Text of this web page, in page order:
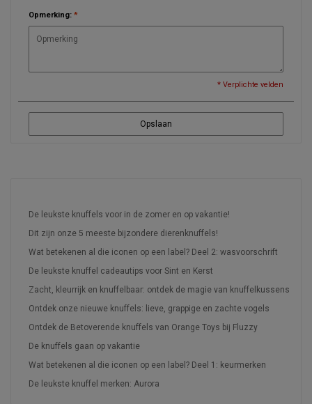
Opmerking: *
* Verplichte velden
Opslaan
De leukste knuffels voor in de zomer en op vakantie!
Dit zijn onze 5 meeste bijzondere dierenknuffels!
Wat betekenen al die iconen op een label? Deel 2: wasvoorschrift
De leukste knuffel cadeautips voor Sint en Kerst
Zacht, kleurrijk en knuffelbaar: ontdek de magie van knuffelkussens
Ontdek onze nieuwe knuffels: lieve, grappige en zachte vogels
Ontdek de Betoverende knuffels van Orange Toys bij Fluzzy
De knuffels gaan op vakantie
Wat betekenen al die iconen op een label? Deel 1: keurmerken
De leukste knuffel merken: Aurora